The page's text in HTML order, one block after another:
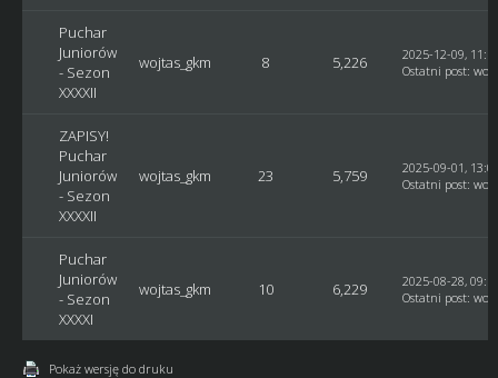
Puchar
Juniorów
- Sezon
XXXXII
wojtas_gkm 8 5,226
2025-12-09,
Ostatni post:
ZAPISY!
Puchar
Juniorów
- Sezon
XXXXII
wojtas_gkm 23 5,759
2025-09-01,
Ostatni post:
Puchar
Juniorów
- Sezon
XXXXI
wojtas_gkm 10 6,229
2025-08-28,
Ostatni post:
Pokaż wersję do druku